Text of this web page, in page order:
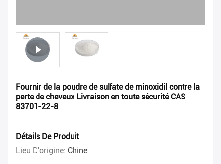
Fournir de la poudre de sulfate de minoxidil contre la
perte de cheveux Livraison en toute sécurité CAS
83701-22-8
Détails De Produit
Lieu D'origine: Chine